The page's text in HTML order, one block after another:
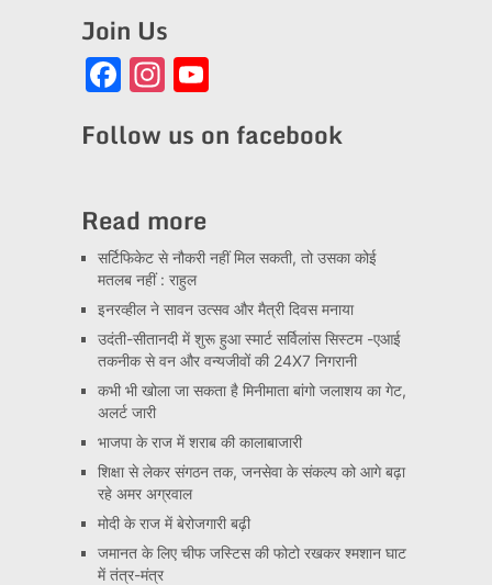
Join Us
Facebook
Instagram
YouTube
Follow us on facebook
Read more
सर्टिफिकेट से नौकरी नहीं मिल सकती, तो उसका कोई
मतलब नहीं : राहुल
इनरव्हील ने सावन उत्सव और मैत्री दिवस मनाया
उदंती-सीतानदी में शुरू हुआ स्मार्ट सर्विलांस सिस्टम -एआई
तकनीक से वन और वन्यजीवों की 24X7 निगरानी
कभी भी खोला जा सकता है मिनीमाता बांगो जलाशय का गेट,
अलर्ट जारी
भाजपा के राज में शराब की कालाबाजारी
शिक्षा से लेकर संगठन तक, जनसेवा के संकल्प को आगे बढ़ा
रहे अमर अग्रवाल
मोदी के राज में बेरोजगारी बढ़ी
जमानत के लिए चीफ जस्टिस की फोटो रखकर श्मशान घाट
में तंत्र-मंत्र